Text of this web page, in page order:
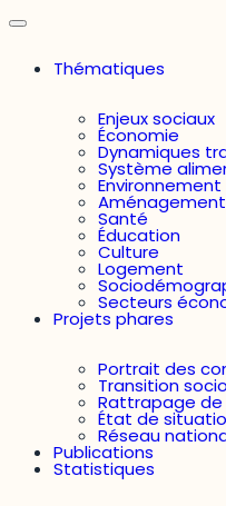
Thématiques
Enjeux sociaux
Économie
Dynamiques
Système
Environnement
Santé
Éducation
Culture
Logement
Secteurs
Projets phares
Portrait des
Transition
Rattrapage de
État de
Réseau
Publications
Statistiques